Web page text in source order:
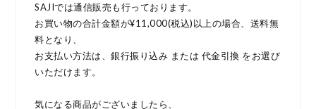
SAJIでは通信販売も行っております。
お買い物の合計金額が¥11,000(税込)以上の場合、送料無
料となり、
お支払い方法は、銀行振り込み または 代金引換 をお選び
いただけます。
気になる商品がございましたら、